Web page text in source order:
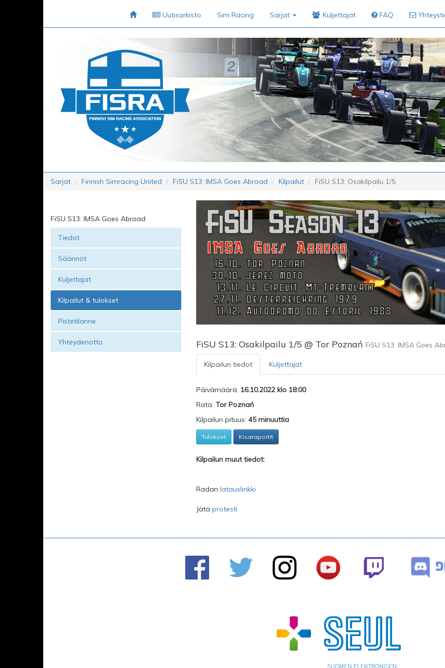
Uutisarkisto Sim Racing Sarjat Kuljettajat FAQ
Sarjat Finnish Simracing United FiSU S13: IMSA Goes Abroad Kilpailut FiSU S13: Osakilpailu 1/5
FiSU S13: IMSA Goes Abroad
Tiedot
Säännöt
Kuljettajat
Kilpailut & tulokset
Pistetilanne
Yhteydenotto FiSU S13: Osakilpailu 1/5 @ Tor Poznań FiSU S13: IMSA Goes
Kilpailun tiedot Kuljettajat
Päivämäärä: 16.10.2022 klo 18:00
Rata: Tor Poznań
Kilpailun pituus: 45 minuuttia
Tulokset Kisaraportit
Kilpailun muut tiedot:
Radan latauslinkki
Jätä protesti